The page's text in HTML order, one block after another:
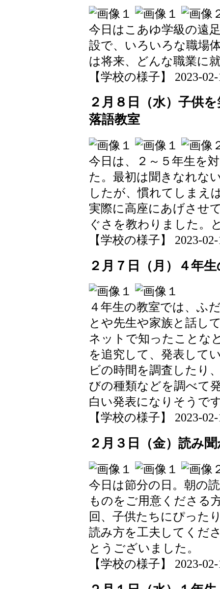
今日はこあゆ学級の遠
設で、いろいろな職場
は将来、どんな職業に
【学校の様子】 2023-
２月８日（水）子供
落語教室
今日は、２～５年生を
た。最初は聞きなれな
したが、慣れてしまえ
実際に高座にあげさせ
ぐさを教わりました。
【学校の様子】 2023-
２月７日（月）４年
４年生の教室では、ふ
とや先生や家族と話し
ネットで知ったことな
を追究して、発表して
ビの時間を調査したり
びの種類などを調べて
白い発表になりそうで
【学校の様子】 2023-
２月３日（金）読み
今日は節分の日。朝の
ものをご用意くださる
回、子供たちにぴった
読み方を工夫してくだ
とうございました。
【学校の様子】 2023-